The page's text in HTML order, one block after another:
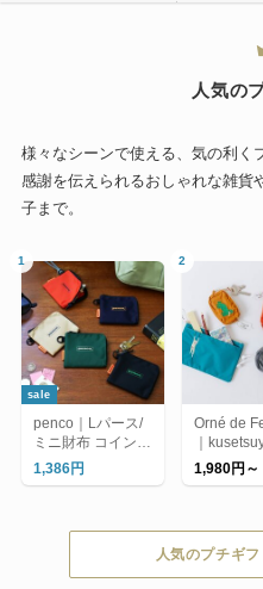
人気の
様々なシーンで使える、気の利く
感謝を伝えられるおしゃれな雑貨
子まで。
sale
penco｜Lパース/
ミニ財布 コインケ
ース カードケース
1,386円
Orné de
｜
強 シリー
チ）
1,980円～
人気のプチギ